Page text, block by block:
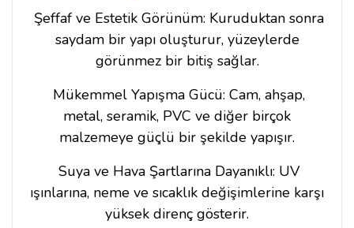
Şeffaf ve Estetik Görünüm: Kuruduktan sonra
saydam bir yapı oluşturur, yüzeylerde
görünmez bir bitiş sağlar.
Mükemmel Yapışma Gücü: Cam, ahşap,
metal, seramik, PVC ve diğer birçok
malzemeye güçlü bir şekilde yapışır.
Suya ve Hava Şartlarına Dayanıklı: UV
ışınlarına, neme ve sıcaklık değişimlerine karşı
yüksek direnç gösterir.